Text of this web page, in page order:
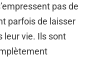
pas de
parfois de laisser
leur vie. Ils sont